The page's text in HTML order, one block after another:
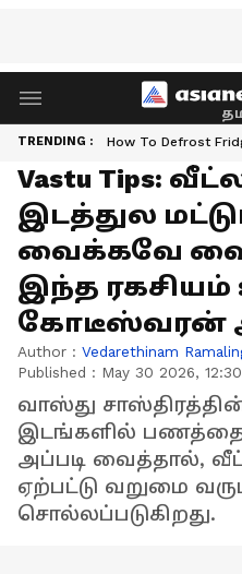
TRENDING : How To Defrost
Vastu Tips:
இடத்துல
வைக்கவே
இந்த
கோடீஸ்வரன்
Author : Vedarethinam
Published : May 30 2026,
வாஸ்து
இடங்களில் பணத்தை
அப்படி வைத்தால்,
ஏற்பட்டு வறுமை
சொல்லப்படுகிறது.